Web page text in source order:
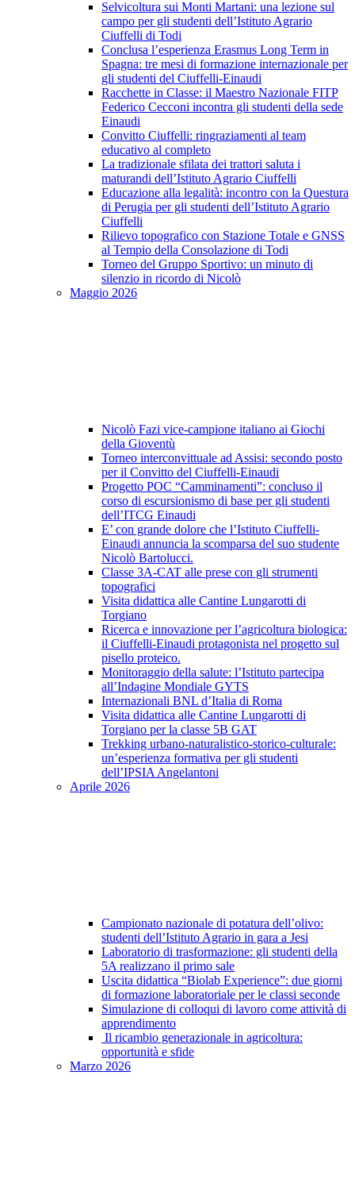
Selvicoltura sui Monti Martani: una lezione sul
campo per gli studenti dell’Istituto Agrario
Ciuffelli di Todi
Conclusa l’esperienza Erasmus Long Term in
Spagna: tre mesi di formazione internazionale per
gli studenti del Ciuffelli-Einaudi
Racchette in Classe: il Maestro Nazionale FITP
Federico Cecconi incontra gli studenti della sede
Einaudi
Convitto Ciuffelli: ringraziamenti al team
educativo al completo
La tradizionale sfilata dei trattori saluta i
maturandi dell’Istituto Agrario Ciuffelli
Educazione alla legalità: incontro con la Questura
di Perugia per gli studenti dell’Istituto Agrario
Ciuffelli
Rilievo topografico con Stazione Totale e GNSS
al Tempio della Consolazione di Todi
Torneo del Gruppo Sportivo: un minuto di
silenzio in ricordo di Nicolò
Maggio 2026
Nicolò Fazi vice-campione italiano ai Giochi
della Gioventù
Torneo interconvittuale ad Assisi: secondo posto
per il Convitto del Ciuffelli-Einaudi
Progetto POC “Camminamenti”: concluso il
corso di escursionismo di base per gli studenti
dell’ITCG Einaudi
E’ con grande dolore che l’Istituto Ciuffelli-
Einaudi annuncia la scomparsa del suo studente
Nicolò Bartolucci.
Classe 3A-CAT alle prese con gli strumenti
topografici
Visita didattica alle Cantine Lungarotti di
Torgiano
Ricerca e innovazione per l’agricoltura biologica:
il Ciuffelli-Einaudi protagonista nel progetto sul
pisello proteico.
Monitoraggio della salute: l’Istituto partecipa
all’Indagine Mondiale GYTS
Internazionali BNL d’Italia di Roma
Visita didattica alle Cantine Lungarotti di
Torgiano per la classe 5B GAT
Trekking urbano-naturalistico-storico-culturale:
un’esperienza formativa per gli studenti
dell’IPSIA Angelantoni
Aprile 2026
Campionato nazionale di potatura dell’olivo:
studenti dell’Istituto Agrario in gara a Jesi
Laboratorio di trasformazione: gli studenti della
5A realizzano il primo sale
Uscita didattica “Biolab Experience”: due giorni
di formazione laboratoriale per le classi seconde
Simulazione di colloqui di lavoro come attività di
apprendimento
Il ricambio generazionale in agricoltura:
opportunità e sfide
Marzo 2026